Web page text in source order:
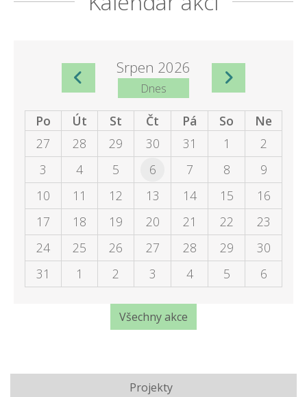
Srpen 2026
Dnes
Po Út St Čt Pá So
Ne
27
28 29 30 31 1
2
3
4 5 6 7 8
9
10
11 12 13 14 15
16
17
18 19 20 21 22
23
24
25 26 27 28 29
30
31
1 2 3 4 5 6
Všechny akce
Projekty